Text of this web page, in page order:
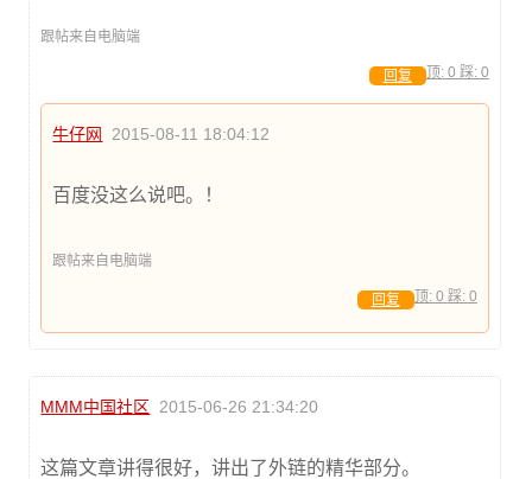
跟帖来自电脑端
顶: 0 踩: 0
回复
牛仔网 2015-08-11 18:04:12
百度没这么说吧。！
跟帖来自电脑端
顶: 0 踩: 0
回复
MMM中国社区 2015-06-26 21:34:20
这篇文章讲得很好，讲出了外链的精华部分。